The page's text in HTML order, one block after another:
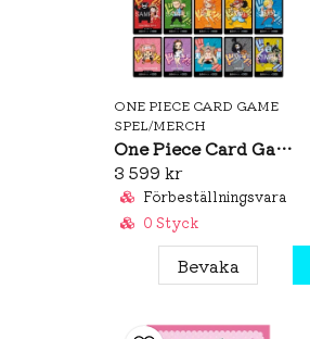
ONE PIECE CARD GAME
SPEL/MERCH
One Piece Card Game: Premium Card Collection Kumamoto Special
3 599 kr
Förbeställningsvara
0 Styck
Bevaka